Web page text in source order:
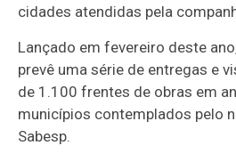
cidades atendidas pela
Lançado em fevereiro deste
prevê uma série de entregas e
de 1.100 frentes de obras em
municípios contemplados pelo
Sabesp.